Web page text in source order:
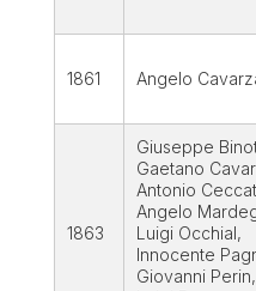
1861 Angelo
1863
Giuseppe
Gaetano
Antonio
Angelo
Luigi Occhial,
Innocente
Giovanni Perin,